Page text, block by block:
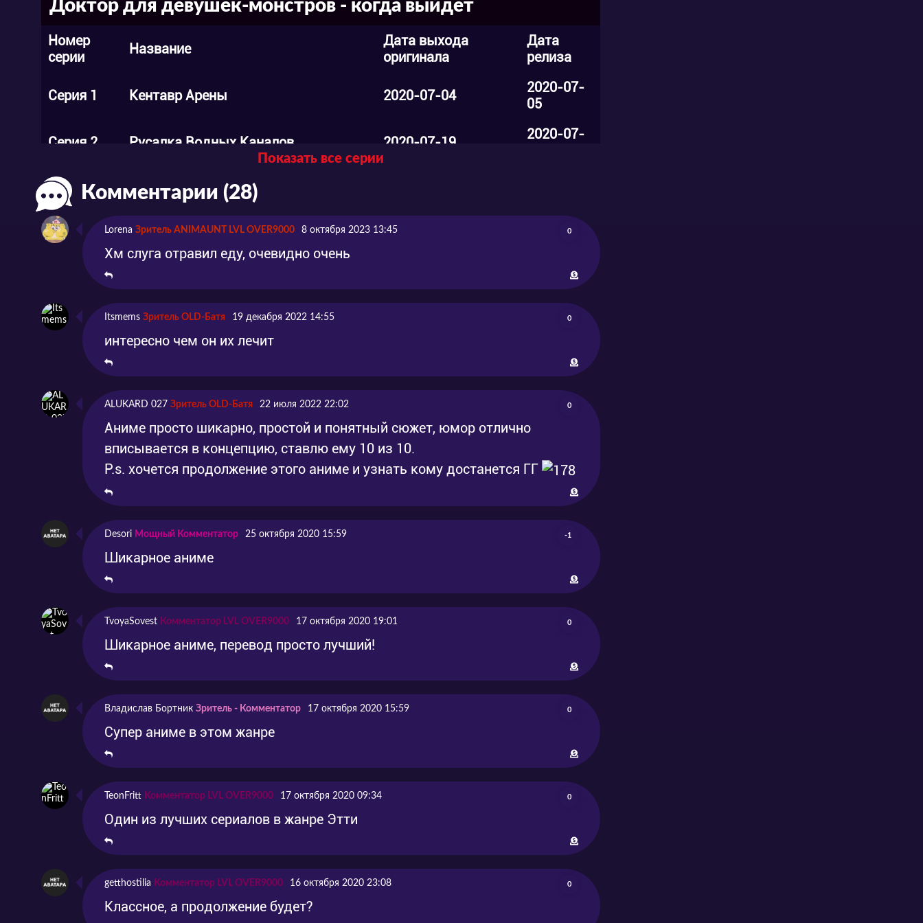
Доктор для девушек-монстров - когда выйдет
Номер
серии
Название
Дата выхода
оригинала
Дата
релиза
Серия 1 Кентавр Арены 2020-07-04
2020-07-
05
Серия 2 Русалка Водных Каналов 2020-07-19
2020-07-
Серия 3
Голем Из Плоти Который Ненавидит
Врачей
Серия 4 Ламия с Неизлечимой Болезнью 2020-08-02
2020-08-
Серия 5
2020-08-
10
Серия 6
2020-08-
Гедонистичная Арахна 2020-08-23
2020-08-
Серия 8 Атака Гигаса 2020-08-30
31
Серия 9 Упавший Дракон 2020-09-06
2020-09-
07
Самокритичный Циклоп 2020-09-13
2020-09-
14
Серия 11 Важная Операция в Линдворме
Серия 12 Город доктора дракона 2020-09-27
Показать все серии
Комментарии (28)
Lorena Зритель ANIMAUNT LVL OVER9000 8 октября 2023 13:45 0
Хм слуга отравил еду, очевидно очень
Itsmems Зритель OLD-Батя 19 декабря 2022 14:55 0
интересно чем он их лечит
ALUKARD 027 Зритель OLD-Батя 22 июля 2022 22:02 0
Аниме просто шикарно, простой и понятный сюжет, юмор отлично
вписывается в концепцию, ставлю ему 10 из 10.
P.s. хочется продолжение этого аниме и узнать кому достанется ГГ
Desori Мощный Комментатор 25 октября 2020 15:59 -1
Шикарное аниме
TvoyaSovest Комментатор LVL OVER9000 17 октября 2020 19:01 0
Шикарное аниме, перевод просто лучший!
Владислав Бортник Зритель - Комментатор 17 октября 2020 15:59 0
Супер аниме в этом жанре
TeonFritt Комментатор LVL OVER9000 17 октября 2020 09:34 0
Один из лучших сериалов в жанре Этти
getthostilia Комментатор LVL OVER9000 16 октября 2020 23:08 0
Классное, а продолжение будет?